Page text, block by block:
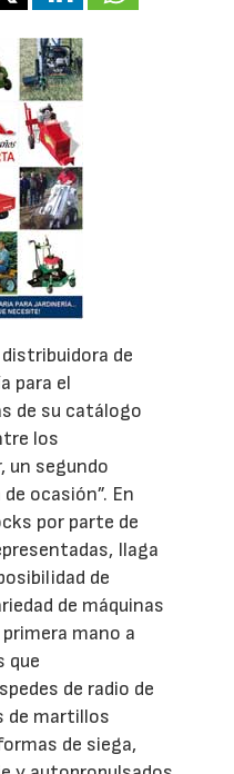
de
para el
de su catálogo
los
un segundo
ocasión”. En
por parte de
Ilaga
de
de máquinas
mano a
que
de radio de
de martillos
de siega,